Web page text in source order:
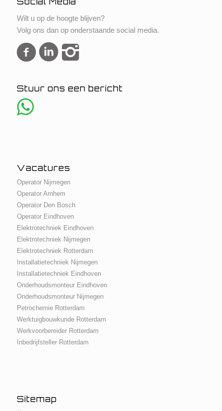
Wilt u op de hoogte blijven?
Volg ons dan op onderstaande social media.
Stuur ons een bericht
Vacatures
Operator Nijmegen
Operator Arnhem
Operator Den Bosch
Operator Eindhoven
Elektrotechniek Eindhoven
Elektrotechniek Nijmegen
Elektrotechniek Rotterdam
Installatietechniek Nijmegen
Installatietechniek Eindhoven
Onderhoudsmonteur Eindhoven
Onderhoudsmonteur Nijmegen
Petrochemie Rotterdam
Werktuigbouwkunde Rotterdam
Werkvoorbereider Rotterdam
Inbedrijfsteller Rotterdam
Sitemap